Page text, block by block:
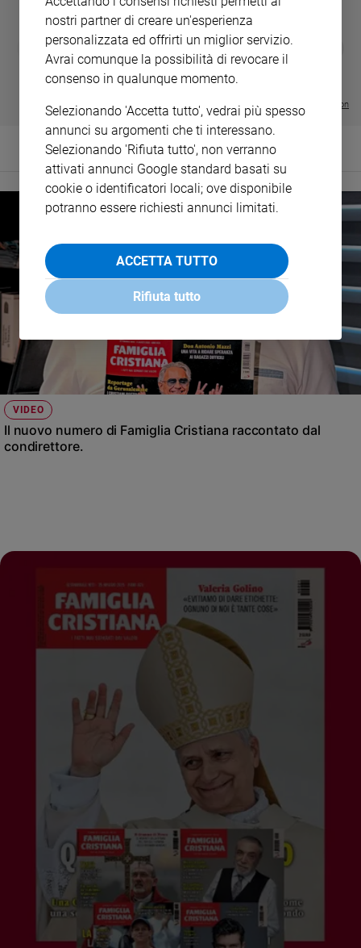
LE GRANDI BASILICHE ITALIANE
€ 64,50
DIARIO G 2026-27
€ 8,90
- € 8,90
Visualizza tutte le collection
VIDEO
Il nuovo numero di Famiglia Cristiana raccontato dal
condirettore.
nostri partner di creare un'esperienza
personalizzata ed offrirti un miglior servizio.
Avrai comunque la possibilità di revocare il
consenso in qualunque momento.
Selezionando 'Accetta tutto', vedrai più spesso
annunci su argomenti che ti interessano.
Selezionando 'Rifiuta tutto', non verranno
attivati annunci Google standard basati su
cookie o identificatori locali; ove disponibile
potranno essere richiesti annunci limitati.
ACCETTA TUTTO
Rifiuta tutto